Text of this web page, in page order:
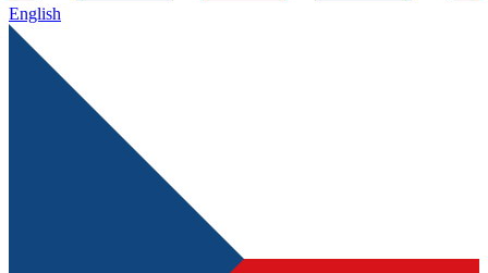
English